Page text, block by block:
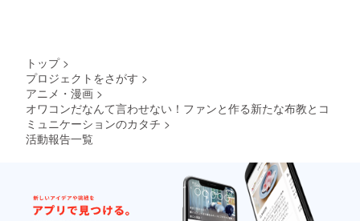
くださ
い
.com
トップ >
プロジェクトをさがす >
アニメ・漫画 >
オワコンだなんて言わせない！ファンと作る新たな布教とコ
ミュニケーションのカタチ >
活動報告一覧